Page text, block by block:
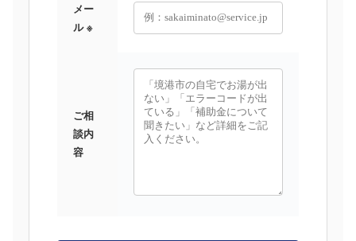
メー
ル ※
ご相
談内
容